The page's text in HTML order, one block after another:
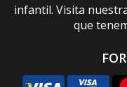
infantil. Visita
que